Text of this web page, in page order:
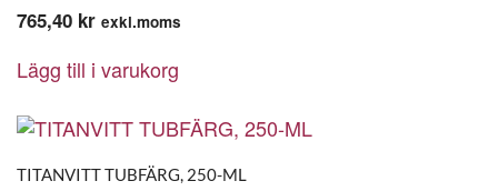
765,40 kr exkl.moms
Lägg till i varukorg
TITANVITT TUBFÄRG, 250-ML